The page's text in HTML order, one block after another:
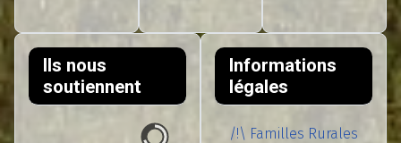
Ils nous
soutiennent
Informations
légales
/!\ Familles Rurales